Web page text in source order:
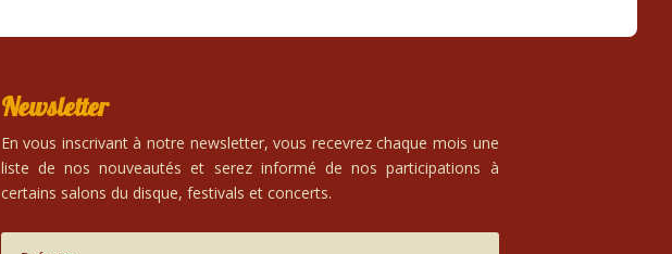
Newsletter
En vous inscrivant à notre newsletter, vous recevrez chaque mois une
liste de nos nouveautés et serez informé de nos participations à
certains salons du disque, festivals et concerts.